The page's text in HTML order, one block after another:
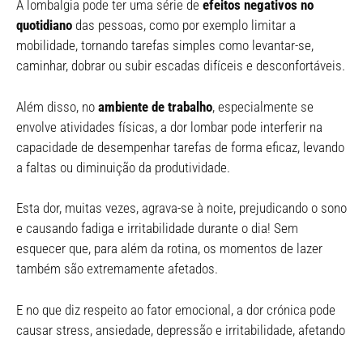
A lombalgia pode ter uma série de efeitos negativos no
quotidiano das pessoas, como por exemplo limitar a
mobilidade, tornando tarefas simples como levantar-se,
caminhar, dobrar ou subir escadas difíceis e desconfortáveis.
Além disso, no ambiente de trabalho, especialmente se
envolve atividades físicas, a dor lombar pode interferir na
capacidade de desempenhar tarefas de forma eficaz, levando
a faltas ou diminuição da produtividade.
Esta dor, muitas vezes, agrava-se à noite, prejudicando o sono
e causando fadiga e irritabilidade durante o dia! Sem
esquecer que, para além da rotina, os momentos de lazer
também são extremamente afetados.
E no que diz respeito ao fator emocional, a dor crónica pode
causar stress, ansiedade, depressão e irritabilidade, afetando